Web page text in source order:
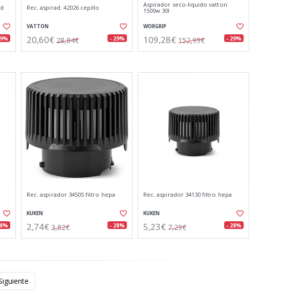
Rec. aspirad. 42026 cepillo
VATTON
20,60€ 28,84€ - 29%
Aspirador seco-liquido vatton
1500w 30l
WORGRIP
109,28€ 152,99€ - 29%
Rec. aspirador 34505 filtro hepa
KUKEN
2,74€ 3,82€ - 28%
Rec. aspirador 34130 filtro hepa
KUKEN
5,23€ 7,29€ - 28%